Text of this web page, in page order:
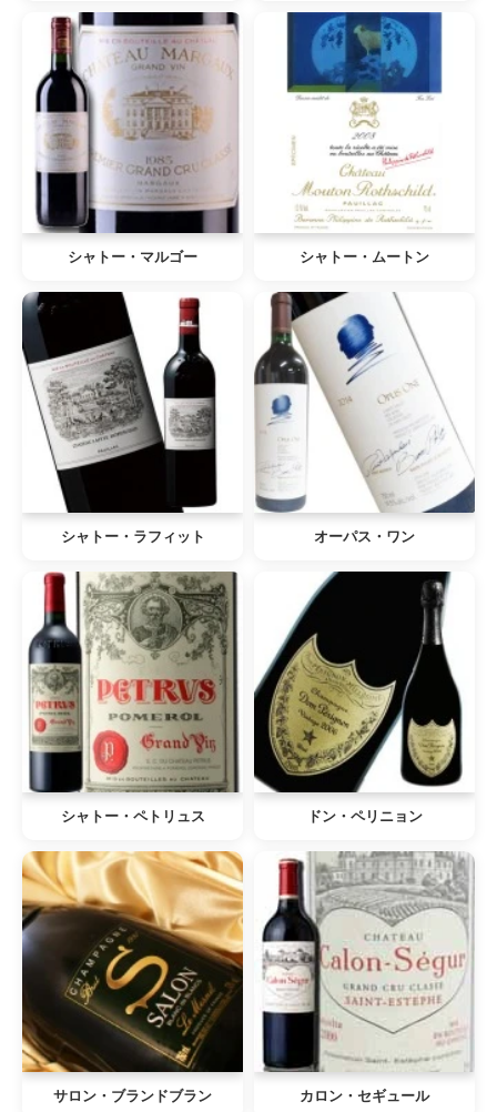
シャトー・マルゴー シャトー・ムートン
シャトー・ラフィット オーパス・ワン
シャトー・ペトリュス ドン・ペリニョン
サロン・ブランドブラン カロン・セギュール